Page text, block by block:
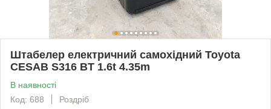
Штабелер електричний самохідний Toyota
CESAB S316 BT 1.6t 4.35m
В наявності
Код: 688
Роздріб